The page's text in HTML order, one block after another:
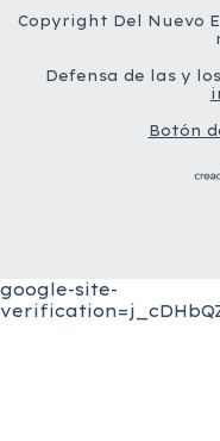
Copyright Del Nuevo
Defensa de las y
Botón
google-site-